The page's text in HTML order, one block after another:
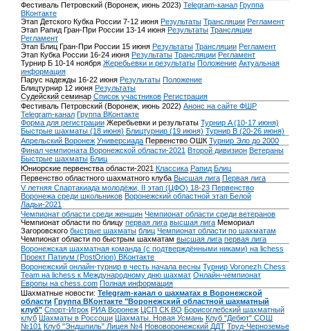
Фестиваль Петровский (Воронеж, июнь 2023) Telegram-канал Группа
ВКонтакте
Этап Детского Кубка России 7-12 июня Результаты Трансляции Регламент
Этап Рапид Гран-При России 13-14 июня Результаты Трансляции
Регламент
Этап Блиц Гран-При России 15 июня Результаты Трансляции Регламент
Этап Кубка России 16-24 июня Результаты Трансляции Регламент
Турнир Б 10-14 ноября Жеребьевки и результаты Положение Актуальная
информация
Парус надежды 16-22 июня Результаты Положение
Блицтурнир 12 июня Результаты
Судейский семинар Список участников Регистрация
Фестиваль Петровский (Воронеж, июнь 2022) Анонс на сайте ФШР
Telegram-канал Группа ВКонтакте
Форма для регистрации Жеребьевки и результаты Турнир A (10-17 июня)
Быстрые шахматы (18 июня) Блицтурнир (19 июня) Турнир B (20-26 июня)
Апрельский Воронеж Универсиада Первенство ОШК Турнир Эло до 2000
Финал чемпионата Воронежской области-2021 Второй дивизион Ветераны
Быстрые шахматы Блиц
Юниорские первенства области-2021 Классика Рапид Блиц
Первенство областного шахматного клуба Высшая лига Первая лига
V летняя Спартакиада молодёжи, II этап (ЦФО) 18-23 Первенство
Воронежа среди школьников Воронежский областной этап Белой
Ладьи-2021
Чемпионат области среди женщин Чемпионат области среди ветеранов
Чемпионат области по блицу первая лига высшая лига Мемориал
Загоровского быстрые шахматы блиц Чемпионат области по шахматам
Чемпионат области по быстрым шахматам высшая лига первая лига
Воронежская шахматная команда (с подтверждёнными никами) на lichess
Проект Патиум (PostOrion) ВКонтакте
Воронежский онлайн-турнир в честь начала весны Турнир Voronezh Chess
Team на lichess к Международному дню шахмат Онлайн-чемпионат
Европы на chess.com Полная информация
Шахматные новости: Telegram-канал о шахматах в Воронежской
области Группа ВКонтакте "Воронежский областной шахматный
клуб" Спорт-Игрок РИА Воронеж ЦСП СК ВО Борисоглебский шахматный
клуб Шахматы в Россоши Шахматы. Новая Усмань Клуб "Дебют" СОШ
№101 Клуб "Эндшпиль" Лицея №4 Нововоронежский ДДТ Труд-Черноземье